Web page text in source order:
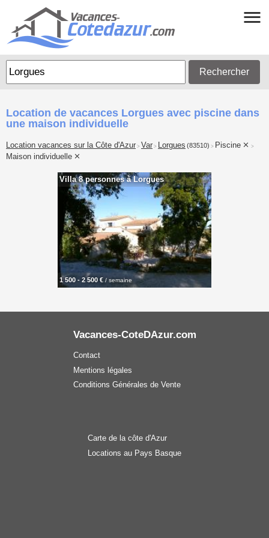
Rechercher
Location de vacances Lorgues avec piscine dans
une maison individuelle
Location vacances sur la Côte d'Azur > Var > Lorgues (83510) > Piscine >
Maison individuelle
Villa 8 personnes à Lorgues
1 500 - 2 500 € / semaine
Vacances-CoteDAzur.com
Contact
Mentions légales
Conditions Générales de Vente
Carte de la côte d'Azur
Locations au Pays Basque